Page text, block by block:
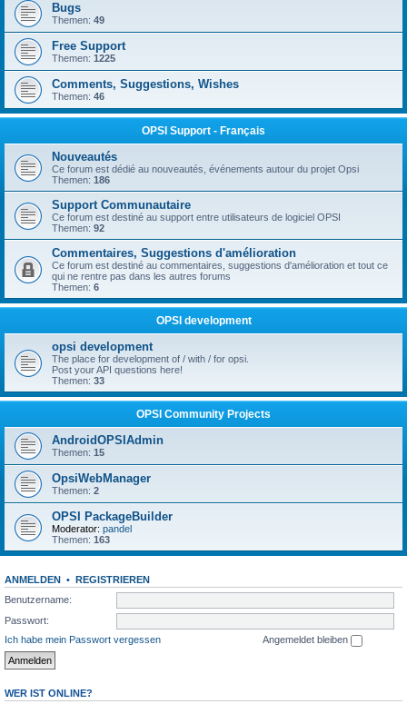
Bugs
Themen: 49
Free Support
Themen: 1225
Comments, Suggestions, Wishes
Themen: 46
OPSI Support - Français
Nouveautés
Ce forum est dédié au nouveautés, événements autour du projet Opsi
Themen: 186
Support Communautaire
Ce forum est destiné au support entre utilisateurs de logiciel OPSI
Themen: 92
Commentaires, Suggestions d'amélioration
Ce forum est destiné au commentaires, suggestions d'amélioration et tout ce
qui ne rentre pas dans les autres forums
Themen: 6
OPSI development
opsi development
The place for development of / with / for opsi.
Post your API questions here!
Themen: 33
OPSI Community Projects
AndroidOPSIAdmin
Themen: 15
OpsiWebManager
Themen: 2
OPSI PackageBuilder
Moderator: pandel
Themen: 163
ANMELDEN • REGISTRIEREN
Benutzername:
Passwort:
Ich habe mein Passwort vergessen
Angemeldet bleiben
WER IST ONLINE?